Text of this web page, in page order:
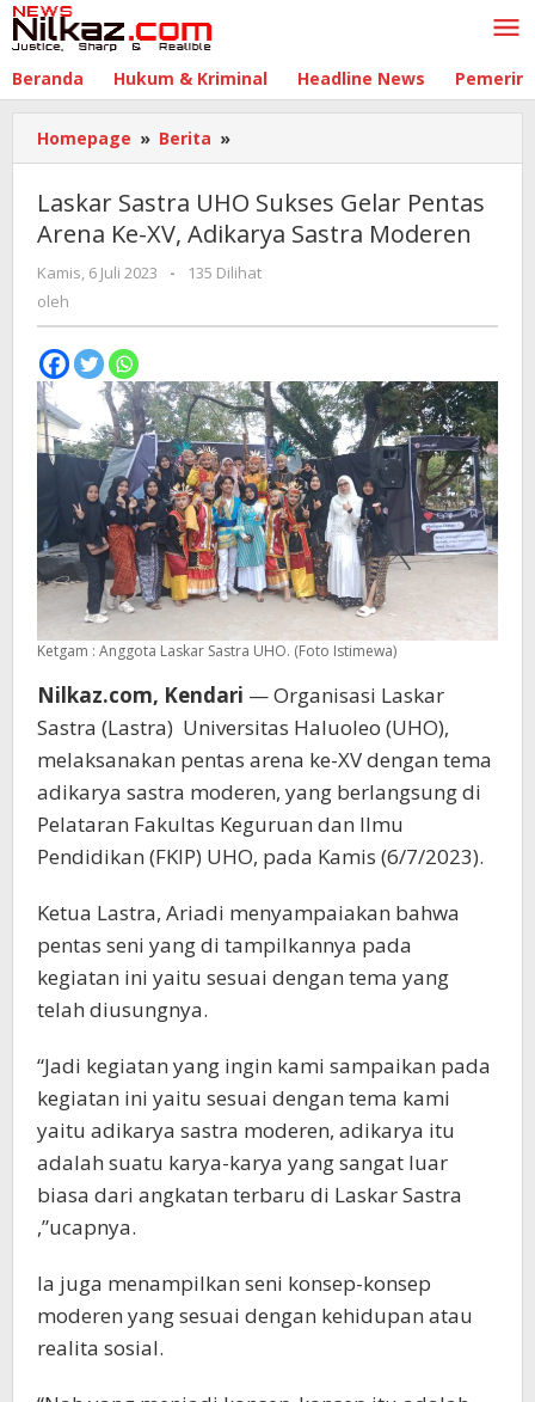
Lewati
ke
Beranda Hukum & Kriminal Headline News
Homepage » Berita »
Sastra
Sukses
Gelar
Pentas
Sastra
Moderen
Laskar Sastra UHO Sukses Gelar Pentas
Arena Ke-XV, Adikarya Sastra Moderen
Kamis, 6 Juli 2023 oleh
-
135 Dilihat
oleh
Ketgam : Anggota Laskar Sastra UHO. (Foto Istimewa)
Nilkaz.com, Kendari — Organisasi Laskar
Sastra (Lastra) Universitas Haluoleo (UHO),
melaksanakan pentas arena ke-XV dengan tema
adikarya sastra moderen, yang berlangsung di
Pelataran Fakultas Keguruan dan Ilmu
Pendidikan (FKIP) UHO, pada Kamis (6/7/2023).
Ketua Lastra, Ariadi menyampaiakan bahwa
pentas seni yang di tampilkannya pada
kegiatan ini yaitu sesuai dengan tema yang
telah diusungnya.
“Jadi kegiatan yang ingin kami sampaikan pada
kegiatan ini yaitu sesuai dengan tema kami
yaitu adikarya sastra moderen, adikarya itu
adalah suatu karya-karya yang sangat luar
biasa dari angkatan terbaru di Laskar Sastra
,”ucapnya.
Ia juga menampilkan seni konsep-konsep
moderen yang sesuai dengan kehidupan atau
realita sosial.